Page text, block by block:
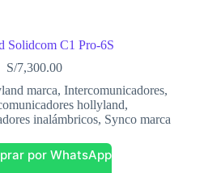
Solidcom C1 Pro-6S
S/7,300.00
marca, Intercomunicadores,
hollyland,
inalámbricos, Synco marca
por WhatsApp